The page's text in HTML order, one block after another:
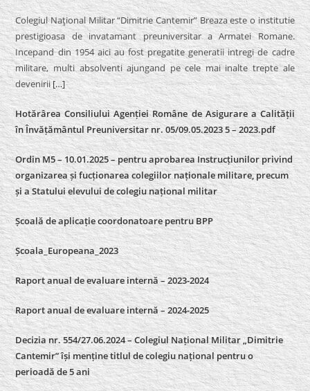
Colegiul Naţional Militar “Dimitrie Cantemir” Breaza este o institutie
prestigioasa de invatamant preuniversitar a Armatei Romane.
Incepand din 1954 aici au fost pregatite generatii intregi de cadre
militare, multi absolventi ajungand pe cele mai inalte trepte ale
devenirii[…]
Hotărârea Consiliului Agenției Române de Asigurare a Calității
în Învățământul Preuniversitar nr. 05/09.05.2023 5 – 2023.pdf
Ordin M5 – 10.01.2025 – pentru aprobarea Instrucțiunilor privind
organizarea și fucționarea colegiilor naționale militare, precum
și a Statului elevului de colegiu național militar
Școală de aplicație coordonatoare pentru BPP
Școala_Europeana_2023
Raport anual de evaluare internă – 2023-2024
Raport anual de evaluare internă –2024-2025
Decizia nr. 554/27.06.2024 – Colegiul Național Militar „Dimitrie
Cantemir” își menține titlul de colegiu național pentru o
perioadă de 5 ani